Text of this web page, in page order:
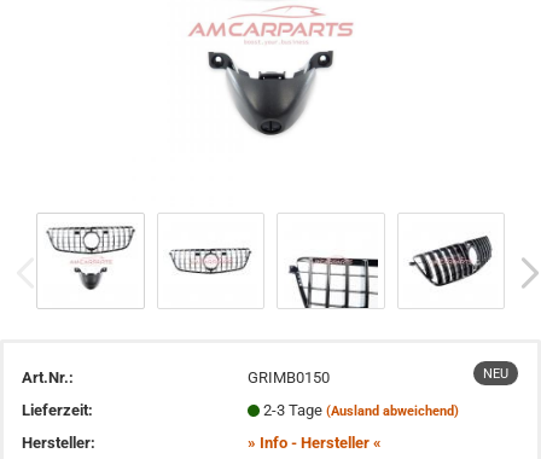
NEU
Art.Nr.:
GRIMB0150
Lieferzeit:
2-3 Tage (Ausland abweichend)
Hersteller: » Info - Hersteller «